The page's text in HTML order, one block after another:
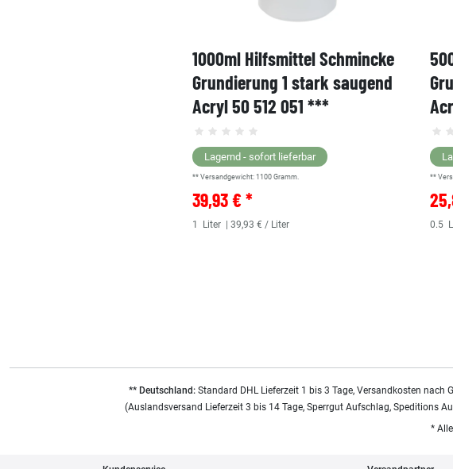
1000ml Hilfsmittel Schmincke
Grundierung 1 stark saugend
Acryl 50 512 051 ***
Lagernd - sofort lieferbar
** Versandgewicht: 1100 Gramm.
39,93 € *
1 Liter | 39,93 € / Liter
**
0.5
** Deutschland:Standard DHL Lieferzeit 1 bis 3 Tage, Versandkosten nach
(Auslandsversand Lieferzeit 3 bis 14 Tage, Sperrgut Aufschlag, Speditions
*